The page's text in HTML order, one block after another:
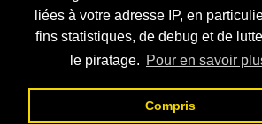
liées à votre adresse IP, en
fins statistiques, de debug et de
le piratage. Pour en savoir
Compris
Liens externes
Téléchargement
Contact